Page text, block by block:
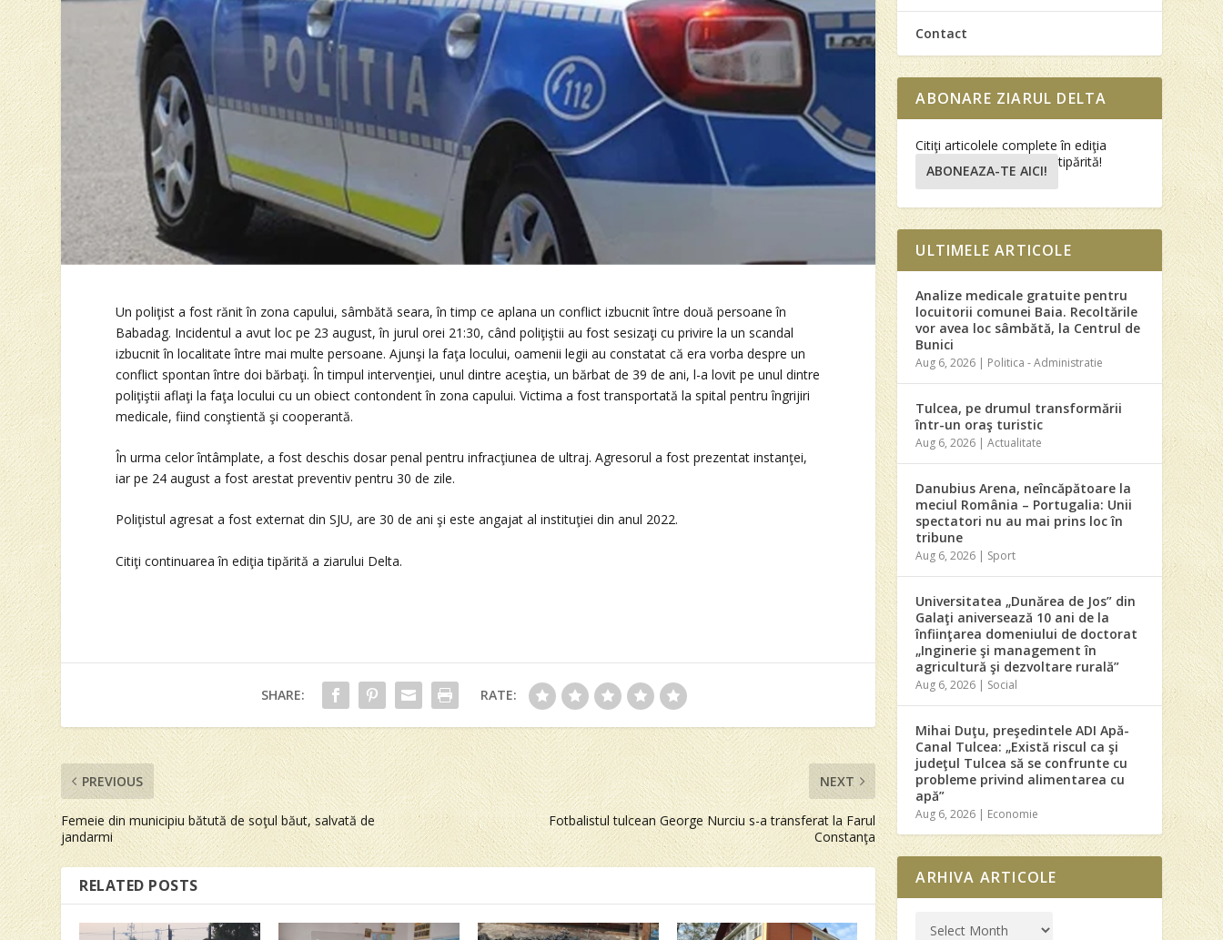
Un poliţist a fost rănit în zona capului, sâmbătă seara, în timp ce aplana un conflict izbucnit între două persoane în
Babadag. Incidentul a avut loc pe 23 august, în jurul orei 21:30, când poliţiştii au fost sesizaţi cu privire la un scandal
izbucnit în localitate între mai multe persoane. Ajunşi la faţa locului, oamenii legii au constatat că era vorba despre un
conflict spontan între doi bărbaţi. În timpul intervenţiei, unul dintre aceştia, un bărbat de 39 de ani, l-a lovit pe unul dintre
poliţiştii aflaţi la faţa locului cu un obiect contondent în zona capului. Victima a fost transportată la spital pentru îngrijiri
medicale, fiind conştientă şi cooperantă.
În urma celor întâmplate, a fost deschis dosar penal pentru infracţiunea de ultraj. Agresorul a fost prezentat instanţei,
iar pe 24 august a fost arestat preventiv pentru 30 de zile.
Poliţistul agresat a fost externat din SJU, are 30 de ani şi este angajat al instituţiei din anul 2022.
Citiţi continuarea în ediţia tipărită a ziarului Delta.
SHARE: RATE:
PREVIOUS
Femeie din municipiu bătută de soţul băut, salvată de
jandarmi
NEXT
Fotbalistul tulcean George Nurciu s-a transferat la Farul
Constanţa
RELATED POSTS
Contact
ABONARE ZIARUL DELTA
Citiţi articolele complete în ediţia
tipărită!
ABONEAZA-TE AICI!
ULTIMELE ARTICOLE
Analize medicale gratuite pentru
locuitorii comunei Baia. Recoltările
vor avea loc sâmbătă, la Centrul de
Bunici
Aug 6, 2026 | Politica - Administratie
Tulcea, pe drumul transformării
într-un oraş turistic
Aug 6, 2026 |Actualitate
Danubius Arena, neîncăpătoare la
meciul România – Portugalia: Unii
spectatori nu au mai prins loc în
tribune
Aug 6, 2026 | Sport
Universitatea „Dunărea de Jos” din
Galaţi aniversează 10 ani de la
înfiinţarea domeniului de doctorat
„Inginerie şi management în
agricultură şi dezvoltare rurală”
Aug 6, 2026 | Social
Mihai Duţu, preşedintele ADI Apă-
Canal Tulcea: „Există riscul ca şi
judeţul Tulcea să se confrunte cu
probleme privind alimentarea cu
apă”
Aug 6, 2026 | Economie
ARHIVA ARTICOLE